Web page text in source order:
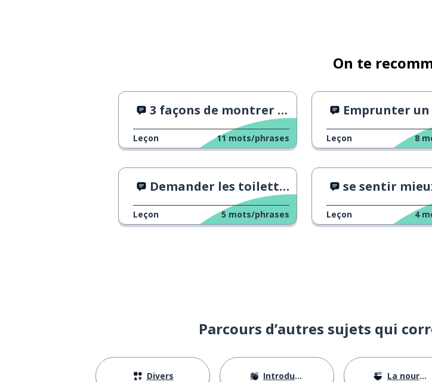
On te
3 façons de montrer de l'affection
Leçon 11 mots/phrases
Emprunter un
Leçon 8
Demander les toilettes
Leçon 5 mots/phrases
se sentir mieux en
Leçon 4
Parcours d’autres sujets qui
Divers Introductions La nourriture